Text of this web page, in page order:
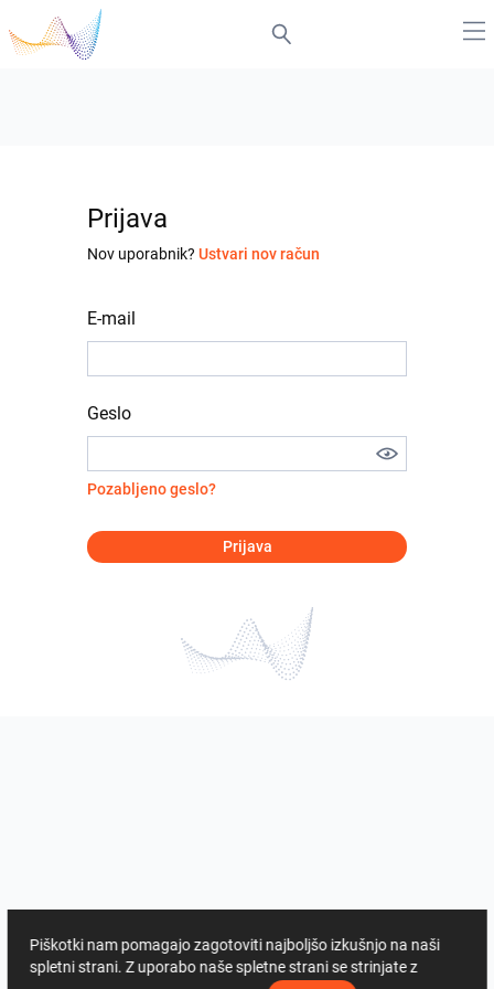
Prijava
Nov uporabnik? Ustvari nov račun
E-mail
Geslo
Pozabljeno geslo?
Prijava
Piškotki nam pomagajo zagotoviti najboljšo izkušnjo na naši
spletni strani. Z uporabo naše spletne strani se strinjate z